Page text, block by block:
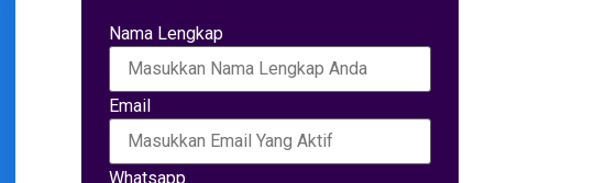
Nama Lengkap
Email
Whatsapp